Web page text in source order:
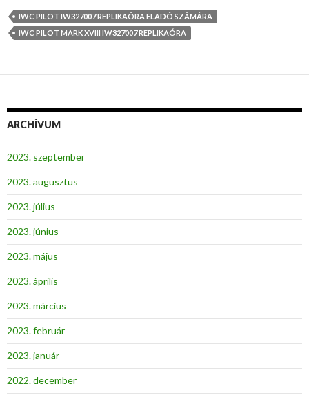
IWC PILOT IW327007 REPLIKAÓRA ELADÓ SZÁMÁRA
IWC PILOT MARK XVIII IW327007 REPLIKAÓRA
ARCHÍVUM
2023. szeptember
2023. augusztus
2023. július
2023. június
2023. május
2023. április
2023. március
2023. február
2023. január
2022. december